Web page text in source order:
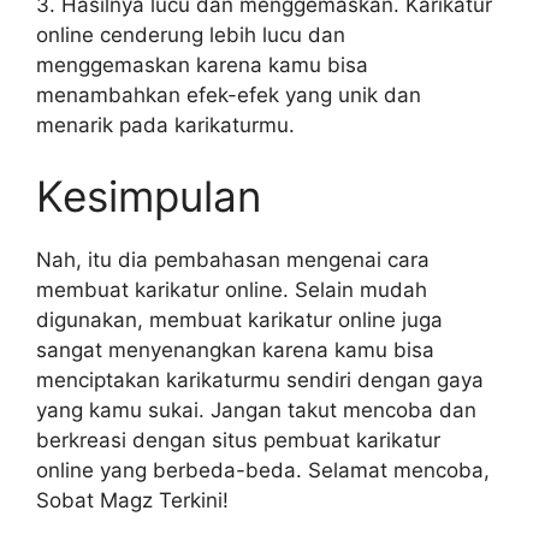
online cenderung lebih lucu dan
menggemaskan karena kamu bisa
menambahkan efek-efek yang unik dan
menarik pada karikaturmu.
Kesimpulan
Nah, itu dia pembahasan mengenai cara
membuat karikatur online. Selain mudah
digunakan, membuat karikatur online juga
sangat menyenangkan karena kamu bisa
menciptakan karikaturmu sendiri dengan gaya
yang kamu sukai. Jangan takut mencoba dan
berkreasi dengan situs pembuat karikatur
online yang berbeda-beda. Selamat mencoba,
Sobat Magz Terkini!